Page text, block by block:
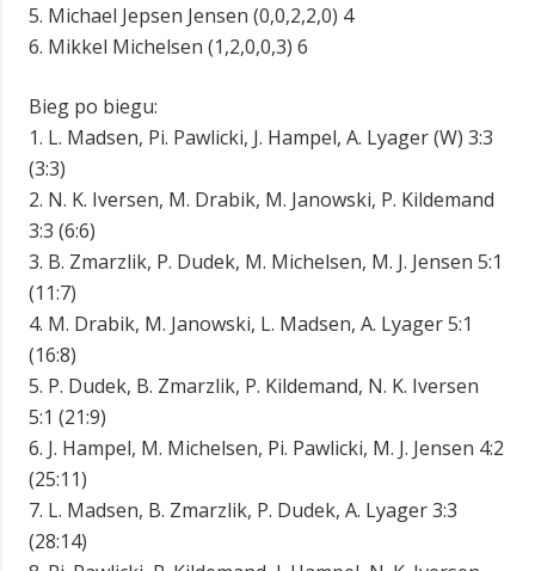
5. Michael Jepsen Jensen (0,0,2,2,0) 4
6. Mikkel Michelsen (1,2,0,0,3) 6
Bieg po biegu:
1. L. Madsen, Pi. Pawlicki, J. Hampel, A. Lyager (W) 3:3
(3:3)
2. N. K. Iversen, M. Drabik, M. Janowski, P. Kildemand
3:3 (6:6)
3. B. Zmarzlik, P. Dudek, M. Michelsen, M. J. Jensen 5:1
(11:7)
4. M. Drabik, M. Janowski, L. Madsen, A. Lyager 5:1
(16:8)
5. P. Dudek, B. Zmarzlik, P. Kildemand, N. K. Iversen
5:1 (21:9)
6. J. Hampel, M. Michelsen, Pi. Pawlicki, M. J. Jensen 4:2
(25:11)
7. L. Madsen, B. Zmarzlik, P. Dudek, A. Lyager 3:3
(28:14)